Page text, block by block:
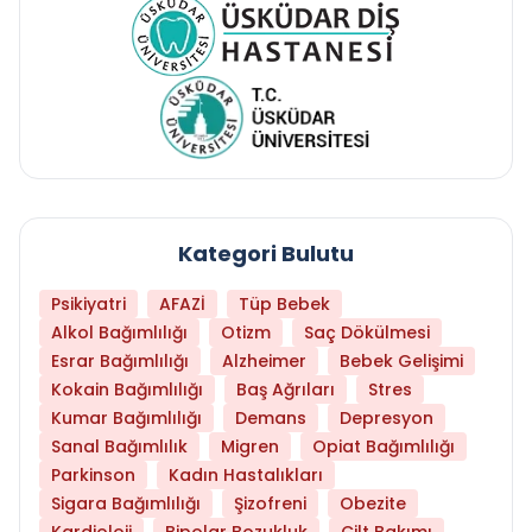
Kategori Bulutu
Psikiyatri AFAZİ
Tüp Bebek
Alkol Bağımlılığı
Otizm
Saç Dökülmesi
Esrar Bağımlılığı
Alzheimer
Bebek Gelişimi
Kokain Bağımlılığı
Baş Ağrıları
Stres
Kumar Bağımlılığı
Demans
Depresyon
Sanal Bağımlılık
Migren
Opiat Bağımlılığı
Parkinson
Kadın Hastalıkları
Sigara Bağımlılığı
Şizofreni
Obezite